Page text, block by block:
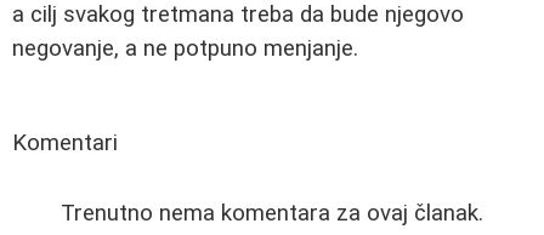
a cilj svakog tretmana treba da bude njegovo
negovanje, a ne potpuno menjanje.
Komentari
Trenutno nema komentara za ovaj članak.